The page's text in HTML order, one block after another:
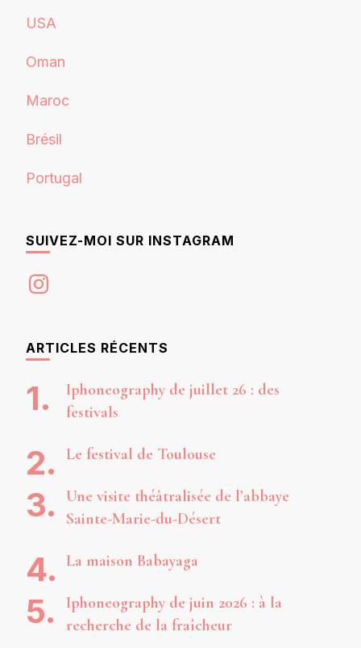
USA
Oman
Maroc
Brésil
Portugal
SUIVEZ-MOI SUR INSTAGRAM
Instagram
ARTICLES RÉCENTS
Iphoneography de juillet 26 : des
festivals
Le festival de Toulouse
Une visite théâtralisée de l’abbaye
Sainte-Marie-du-Désert
La maison Babayaga
Iphoneography de juin 2026 : à la
recherche de la fraîcheur